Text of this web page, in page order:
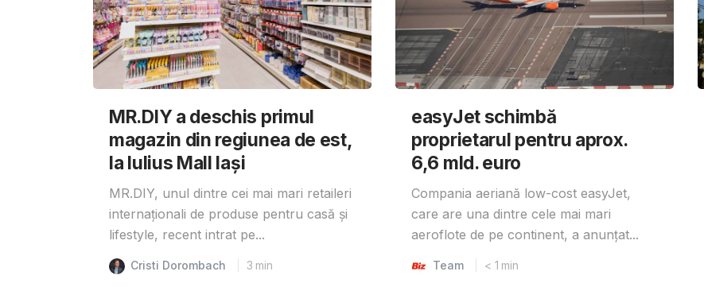
MR.DIY a deschis primul
magazin din regiunea de est,
la Iulius Mall Iași
MR.DIY, unul dintre cei mai mari retaileri
internaționali de produse pentru casă și
lifestyle, recent intrat pe...
Cristi Dorombach 3 min
easyJet schimbă
proprietarul pentru aprox.
6,6 mld. euro
Compania aeriană low-cost easyJet,
care are una dintre cele mai mari
aeroflote de pe continent, a anunțat...
Team < 1 min